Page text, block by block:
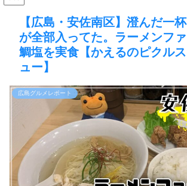
【広島・安佐南区】澄んだ一
が全部入ってた。ラーメンフ
鯛塩を実食【かえるのピクル
ュー】
広島グルメレポート